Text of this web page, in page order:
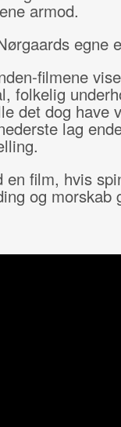
armod.
egne
filmene
folkelig
det dog have
lag
film, hvis
og morskab